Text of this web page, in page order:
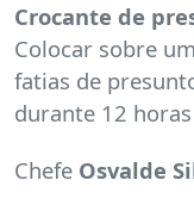
Crocante de
Colocar sobre
fatias de
durante 12
Chefe Osvalde